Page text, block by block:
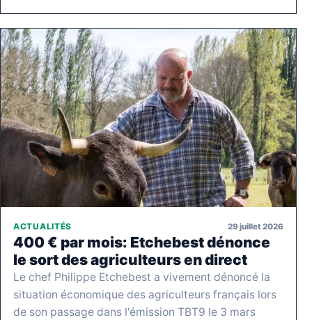
ACTUALITÉS 29 juillet 2026
400 € par mois: Etchebest dénonce
le sort des agriculteurs en direct
Le chef Philippe Etchebest a vivement dénoncé la
situation économique des agriculteurs français lors
de son passage dans l'émission TBT9 le 3 mars